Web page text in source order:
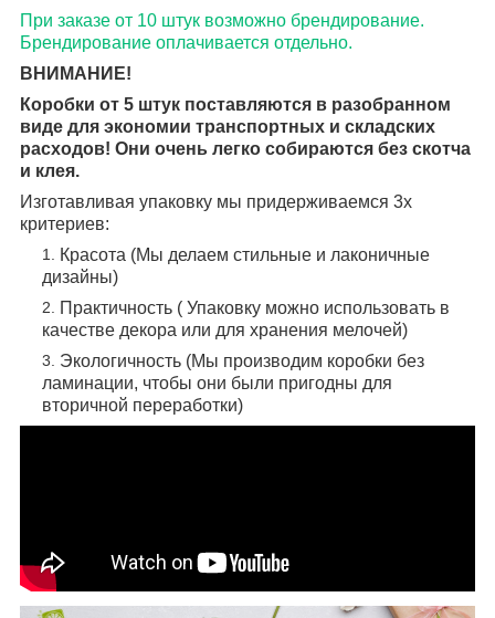
При заказе от 10 штук возможно брендирование.
Брендирование оплачивается отдельно.
ВНИМАНИЕ!
Коробки от 5 штук поставляются в разобранном
виде для экономии транспортных и складских
расходов! Они очень легко собираются без скотча
и клея.
Изготавливая упаковку мы придерживаемся 3х
критериев:
Красота (Мы делаем стильные и лаконичные
дизайны)
Практичность ( Упаковку можно использовать в
качестве декора или для хранения мелочей)
Экологичность (Мы производим коробки без
ламинации, чтобы они были пригодны для
вторичной переработки)